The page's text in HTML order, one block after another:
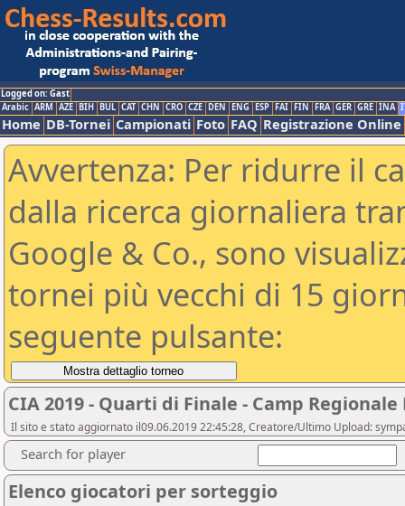
Logged on: Gast
Arabic ARM AZE BIH BUL CAT CHN CRO CZE DEN ENG ESP FAI FIN FRA GER GRE INA
Home DB-Tornei Campionati Foto FAQ Registrazione Online
Avvertenza: Per ridurre il
dalla ricerca giornaliera
Google & Co., sono
tornei più vecchi di 15
seguente pulsante:
CIA 2019 - Quarti di Finale - Camp
Il sito e stato aggiornato il09.06.2019 22:45:28, Creatore/Ultimo Upload:
Search for player
Elenco giocatori per sorteggio